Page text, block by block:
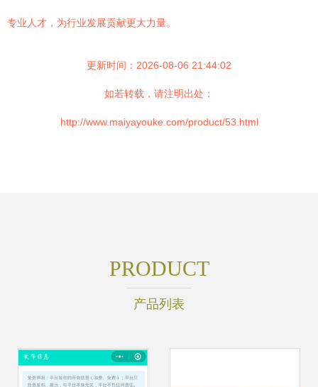
专业人才，为行业发展贡献更大力量。
更新时间：2026-08-06 21:44:02
如若转载，请注明出处：
http://www.maiyayouke.com/product/53.html
PRODUCT
产品列表